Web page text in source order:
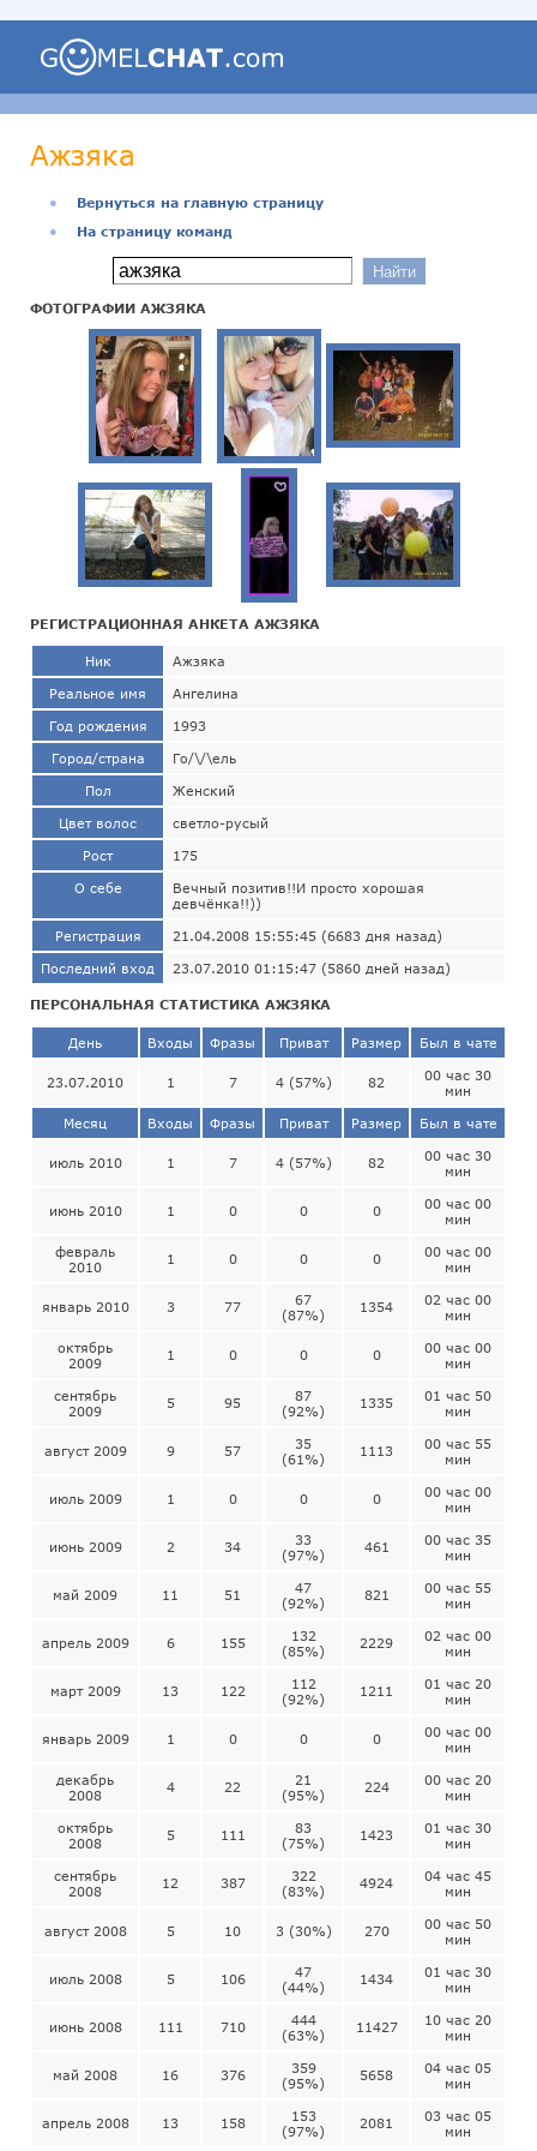
Ажзяка
●
Вернуться на главную страницу
●
На страницу команд
ФОТОГРАФИИ АЖЗЯКА
РЕГИСТРАЦИОННАЯ АНКЕТА АЖЗЯКА
Ник Ажзяка
Реальное имя Ангелина
Год рождения 1993
Город/страна Го/\/\ель
Пол Женский
Цвет волос светло-русый
Рост 175
О себе
Вечный позитив!!И просто хорошая
девчёнка!!))
Регистрация 21.04.2008 15:55:45 (6683 дня назад)
Последний вход 23.07.2010 01:15:47 (5860 дней назад)
ПЕРСОНАЛЬНАЯ СТАТИСТИКА АЖЗЯКА
День Входы Фразы Приват Размер Был в чате
23.07.2010 1 7 4 (57%) 82
00 час 30
мин
Месяц Входы Фразы Приват Размер Был в чате
июль 2010 1 7 4 (57%) 82
00 час 30
мин
июнь 2010 1 0 0 0
00 час 00
мин
февраль
2010
1 0 0 0
00 час 00
мин
январь 2010 3 77
67
(87%)
1354
02 час 00
мин
октябрь
2009
1 0 0 0
00 час 00
мин
сентябрь
2009
5 95
87
(92%)
1335
01 час 50
мин
август 2009 9 57
35
(61%)
1113
00 час 55
мин
июль 2009 1 0 0 0
00 час 00
мин
июнь 2009 2 34
33
(97%)
461
00 час 35
мин
май 2009 11 51
47
(92%)
821
00 час 55
мин
апрель 2009 6 155
132
(85%)
2229
02 час 00
мин
март 2009 13 122
112
(92%)
1211
01 час 20
мин
январь 2009 1 0 0 0
00 час 00
мин
декабрь
2008
4 22
21
(95%)
224
00 час 20
мин
октябрь
2008
5 111
83
(75%)
1423
01 час 30
мин
сентябрь
2008
12 387
322
(83%)
4924
04 час 45
мин
август 2008 5 10 3 (30%) 270
00 час 50
мин
июль 2008 5 106
47
(44%)
1434
01 час 30
мин
июнь 2008 111 710
444
(63%)
11427
10 час 20
мин
май 2008 16 376
359
(95%)
5658
04 час 05
мин
апрель 2008 13 158
153
(97%)
2081
03 час 05
мин